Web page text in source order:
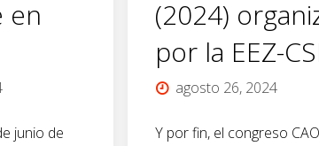
en
el
en
junio de
(2024)
por la EEZ-
agosto 26, 2024
Y por fin, el congreso